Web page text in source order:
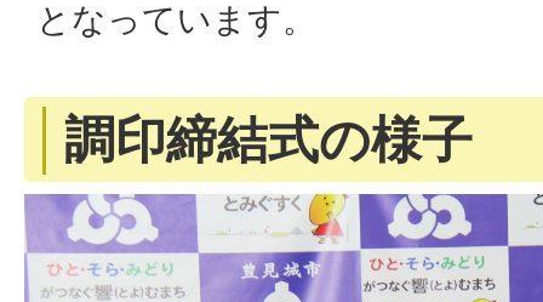
となっています。
調印締結式の様子